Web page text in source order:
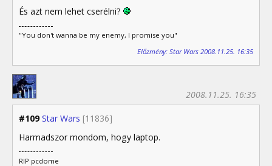
És azt nem lehet cserélni?
"You don't wanna be my enemy, I promise you"
Előzmény: Star Wars 2008.11.25. 16:35
#109 Star Wars [11836]
2008.11.25. 16:35
Harmadszor mondom, hogy laptop.
RIP pcdome